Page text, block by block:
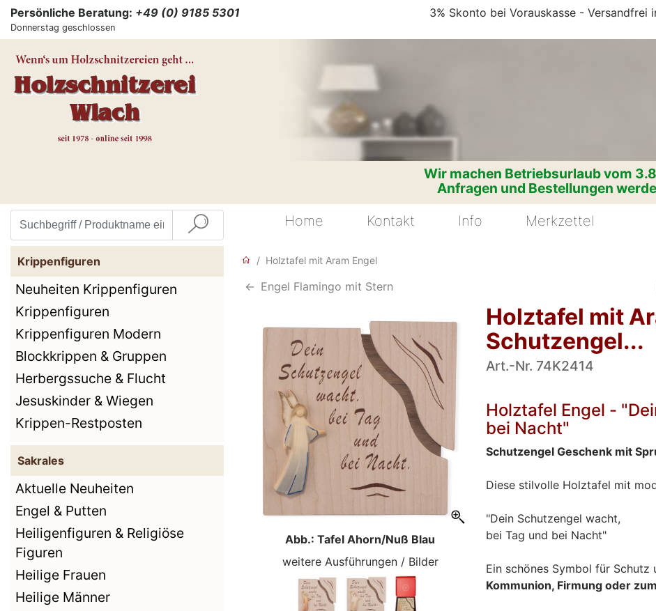
Persönliche Beratung: +49 (0) 9185 5301
Donnerstag geschlossen
3% Skonto bei Vorauskasse - Versandfrei
Wir machen Betriebsurlaub vom
Anfragen und Bestellungen
Home
Kontakt Info Merkzettel
Krippenfiguren
Neuheiten Krippenfiguren
Krippenfiguren
Krippenfiguren Modern
Blockkrippen & Gruppen
Herbergssuche & Flucht
Jesuskinder & Wiegen
Krippen-Restposten
Sakrales
Aktuelle Neuheiten
Engel & Putten
Heiligenfiguren & Religiöse
Figuren
Heilige Frauen
Heilige Männer
Holztafel mit Aram Engel
<- Engel Flamingo mit Stern
Abb.: Tafel Ahorn/Nuß Blau
weitere Ausführungen / Bilder
Holztafel mit
Schutzengel...
Art.-Nr. 74K2414
Holztafel Engel -
bei Nacht"
Schutzengel Geschenk mit
Diese stilvolle Holztafel mit
"Dein Schutzengel wacht,
bei Tag und bei Nacht"
Ein schönes Symbol für
Kommunion, Firmung oder